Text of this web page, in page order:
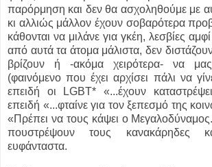
παρόρμηση και δεν θα ασχοληθούμε με
κι αλλιώς μάλλον έχουν σοβαρότερα
κάθονται να μιλάνε για γκέη, λεσβίες
από αυτά τα άτομα μάλιστα, δεν
βρίζουν ή -ακόμα χειρότερα- να
(φαινόμενο που έχει αρχίσει πάλι να
επειδή οι LGBT* «...έχουν
επειδή «...φταίνε για τον ξεπεσμό της
«Πρέπει να τους κάψει ο
πουστρέψουν τους κανακάρηδες
ευφάνταστα.